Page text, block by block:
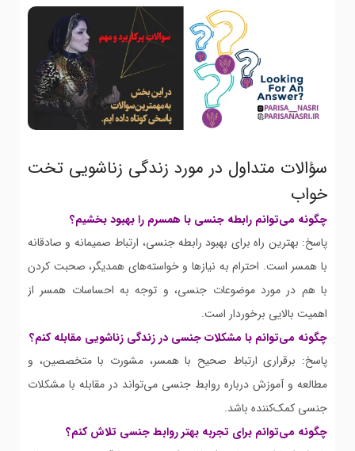
سؤالات متداول در مورد زندگی زناشویی تخت
خواب
چگونه می‌توانم رابطه جنسی با همسرم را بهبود بخشیم؟
پاسخ: بهترین راه برای بهبود رابطه جنسی، ارتباط صمیمانه و صادقانه
با همسر است. احترام به نیازها و خواسته‌های همدیگر، صحبت کردن
با هم در مورد موضوعات جنسی، و توجه به احساسات همسر از
اهمیت بالایی برخوردار است.
چگونه می‌توانم با مشکلات جنسی در زندگی زناشویی مقابله کنم؟
پاسخ: برقراری ارتباط صحیح با همسر، مشورت با متخصصین، و
مطالعه و آموزش درباره روابط جنسی می‌تواند در مقابله با مشکلات
جنسی کمک‌کننده باشد.
چگونه می‌توانم برای تجربه بهتر روابط جنسی تلاش کنم؟